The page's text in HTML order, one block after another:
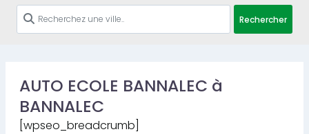
Rechercher
AUTO ECOLE BANNALEC à
BANNALEC
[wpseo_breadcrumb]